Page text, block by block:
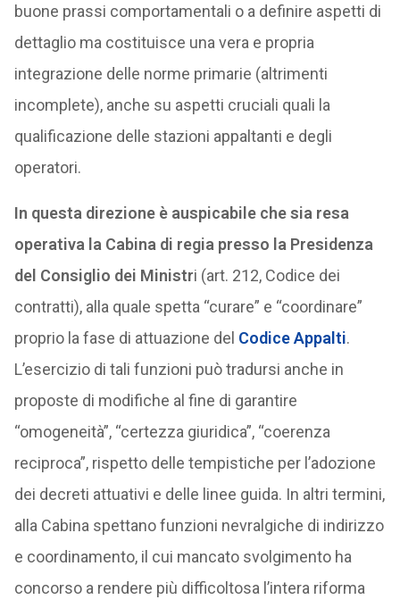
buone prassi comportamentali o a definire aspetti di
dettaglio ma costituisce una vera e propria
integrazione delle norme primarie (altrimenti
incomplete), anche su aspetti cruciali quali la
qualificazione delle stazioni appaltanti e degli
operatori.
In questa direzione è auspicabile che sia resa
operativa la Cabina di regia presso la Presidenza
del Consiglio dei Ministri (art. 212, Codice dei
contratti), alla quale spetta “curare” e “coordinare”
proprio la fase di attuazione del Codice Appalti.
L’esercizio di tali funzioni può tradursi anche in
proposte di modifiche al fine di garantire
“omogeneità”, “certezza giuridica”, “coerenza
reciproca”, rispetto delle tempistiche per l’adozione
dei decreti attuativi e delle linee guida. In altri termini,
alla Cabina spettano funzioni nevralgiche di indirizzo
e coordinamento, il cui mancato svolgimento ha
concorso a rendere più difficoltosa l’intera riforma